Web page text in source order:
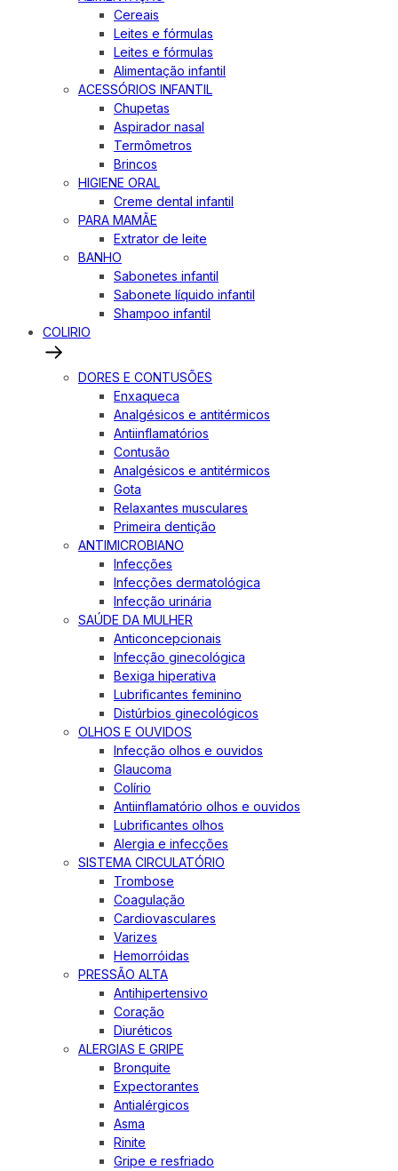
Cereais
Leites e fórmulas
Leites e fórmulas
Alimentação infantil
ACESSÓRIOS INFANTIL
Chupetas
Aspirador nasal
Termômetros
Brincos
HIGIENE ORAL
Creme dental infantil
PARA MAMÃE
Extrator de leite
BANHO
Sabonetes infantil
Sabonete líquido infantil
Shampoo infantil
COLIRIO
DORES E CONTUSÕES
Enxaqueca
Analgésicos e antitérmicos
Antiinflamatórios
Contusão
Analgésicos e antitérmicos
Gota
Relaxantes musculares
Primeira dentição
ANTIMICROBIANO
Infecções
Infecções dermatológica
Infecção urinária
SAÚDE DA MULHER
Anticoncepcionais
Infecção ginecológica
Bexiga hiperativa
Lubrificantes feminino
Distúrbios ginecológicos
OLHOS E OUVIDOS
Infecção olhos e ouvidos
Glaucoma
Colírio
Antiinflamatório olhos e ouvidos
Lubrificantes olhos
Alergia e infecções
SISTEMA CIRCULATÓRIO
Trombose
Coagulação
Cardiovasculares
Varizes
Hemorróidas
PRESSÃO ALTA
Antihipertensivo
Coração
Diuréticos
ALERGIAS E GRIPE
Bronquite
Expectorantes
Antialérgicos
Asma
Rinite
Gripe e resfriado